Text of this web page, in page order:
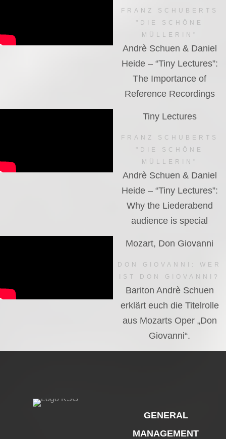
FRANZ SCHUBERTS
"DIE SCHÖNE
MÜLLERIN"
Andrè Schuen & Daniel
Heide – “Tiny Lectures”:
The Importance of
Reference Recordings
Tiny Lectures
FRANZ SCHUBERTS
"DIE SCHÖNE
MÜLLERIN"
Andrè Schuen & Daniel
Heide – “Tiny Lectures”:
Why the Liederabend
audience is special
Mozart, Don Giovanni
DON GIOVANNI: WER
IST DON GIOVANNI?
Bariton Andrè Schuen
erklärt euch die Titelrolle
aus Mozarts Oper „Don
Giovanni“.
GENERAL
MANAGEMENT